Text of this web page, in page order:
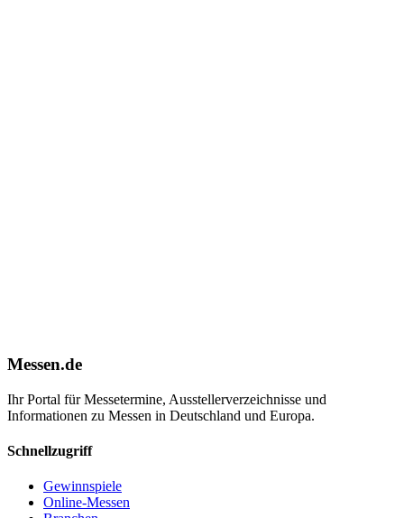
Messen.de
Ihr Portal für Messetermine, Ausstellerverzeichnisse und
Informationen zu Messen in Deutschland und Europa.
Schnellzugriff
Gewinnspiele
Online-Messen